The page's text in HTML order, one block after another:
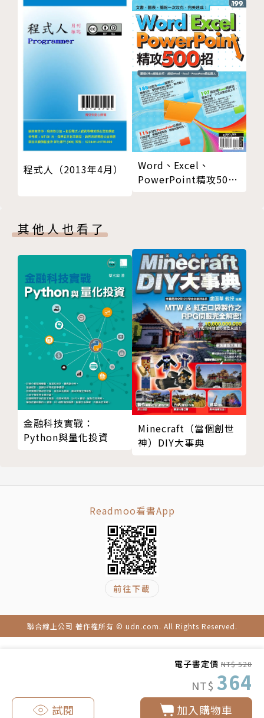
電子書定價 NT$ 520
NT$ 364
加入購物車
試閱
2012年電信創新應用大賽社會組優勝
2012年中區國稅局App創意設計大賽佳作...等等
相關著作:《Android App開發者必修16堂課：最強範
例！經典得獎程式碼完全解析》《Google Android 手
機APP開發入門》
傳遞資料到另一個 Activity
回傳結果回原來的 Activity
自訂Application
Fragement 的運作設計
Fragment 開發架構應用
結論
4 常用版面配置
RelativeLayout
TableLayout
ListView
RecyclerView
GridView
ViewFlipper
5 常用UI元件
屬性
EditText
CheckBox
日期對話框
時間對話框
自訂 View
使用者事件處理
UI Event
自訂對話框
6 執行緒與非同步任務
7 儲存存取機制
偏好設定
8 內容提供者與解析器
程式人（2013年4月）
Word、Excel、
PowerPoint精攻500
其他人也看了
金融科技實戰：
Python與量化投資
Minecraft（當個創世
神）DIY大事典
Readmoo看書App
前往下載
聯合線上公司 著作權所有 © udn.com. All Rights Reserved.